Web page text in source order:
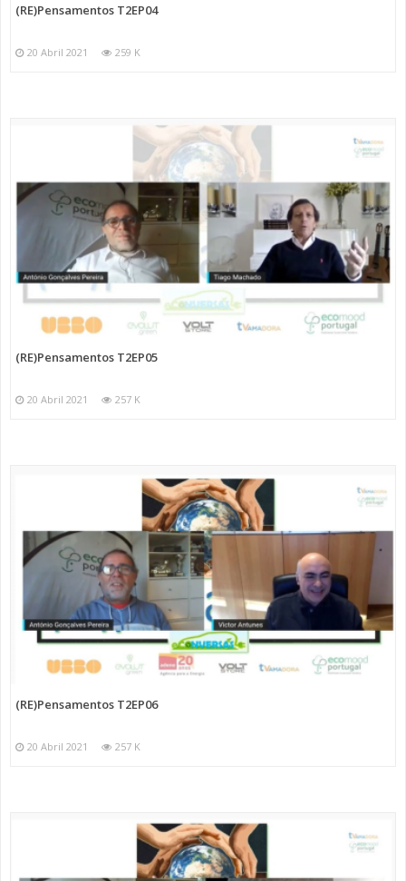
(RE)Pensamentos T2EP04
20 Abril 2021 259 K
(RE)Pensamentos T2EP05
20 Abril 2021 257 K
(RE)Pensamentos T2EP06
20 Abril 2021 257 K